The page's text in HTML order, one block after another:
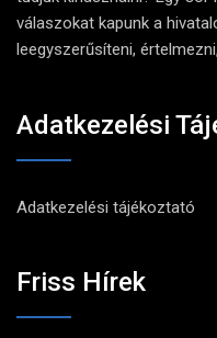
válaszokat kapunk a
leegyszerűsíteni,
Adatkezelési
Adatkezelési tájékoztató
Friss Hírek